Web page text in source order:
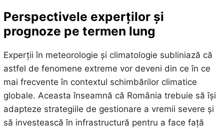
Perspectivele experților și
prognoze pe termen lung
Experții în meteorologie și climatologie subliniază că
astfel de fenomene extreme vor deveni din ce în ce
mai frecvente în contextul schimbărilor climatice
globale. Aceasta înseamnă că România trebuie să își
adapteze strategiile de gestionare a vremii severe și
să investească în infrastructură pentru a face față